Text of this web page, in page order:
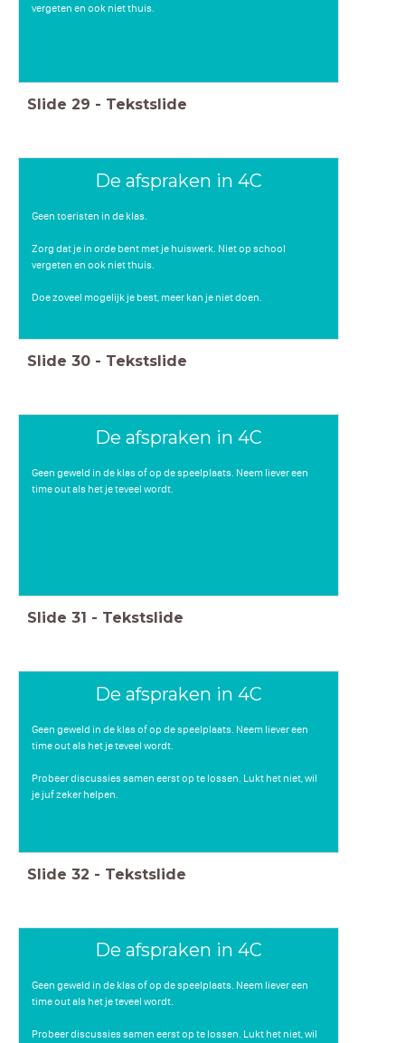
vergeten en ook niet thuis.
Slide 29 - Tekstslide
De afspraken in 4C
Geen toeristen in de klas.
Zorg dat je in orde bent met je huiswerk. Niet op school
vergeten en ook niet thuis.
Doe zoveel mogelijk je best, meer kan je niet doen.
Slide 30 - Tekstslide
De afspraken in 4C
Geen geweld in de klas of op de speelplaats. Neem liever een
time out als het je teveel wordt.
Slide 31 - Tekstslide
De afspraken in 4C
Geen geweld in de klas of op de speelplaats. Neem liever een
time out als het je teveel wordt.
Probeer discussies samen eerst op te lossen. Lukt het niet, wil
je juf zeker helpen.
Slide 32 - Tekstslide
De afspraken in 4C
Geen geweld in de klas of op de speelplaats. Neem liever een
time out als het je teveel wordt.
Probeer discussies samen eerst op te lossen. Lukt het niet, wil